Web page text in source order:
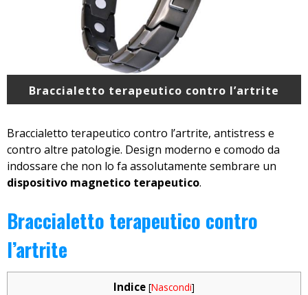
Braccialetto terapeutico contro l’artrite
Braccialetto terapeutico contro l’artrite, antistress e
contro altre patologie. Design moderno e comodo da
indossare che non lo fa assolutamente sembrare un
dispositivo magnetico terapeutico.
Braccialetto terapeutico contro
l’artrite
Indice [Nascondi]